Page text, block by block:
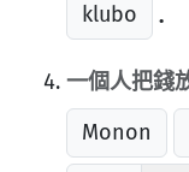
klubo .
一個人把錢
Monon